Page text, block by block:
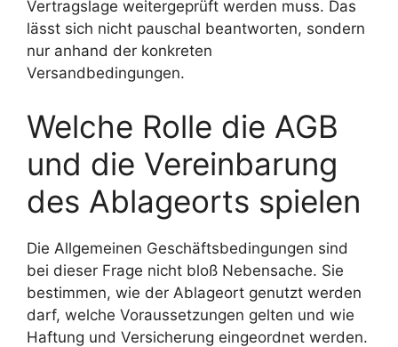
Vertragslage weitergeprüft werden muss. Das
lässt sich nicht pauschal beantworten, sondern
nur anhand der konkreten
Versandbedingungen.
Welche Rolle die AGB
und die Vereinbarung
des Ablageorts spielen
Die Allgemeinen Geschäftsbedingungen sind
bei dieser Frage nicht bloß Nebensache. Sie
bestimmen, wie der Ablageort genutzt werden
darf, welche Voraussetzungen gelten und wie
Haftung und Versicherung eingeordnet werden.